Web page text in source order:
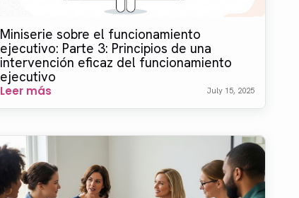
Miniserie sobre el funcionamiento
ejecutivo: Parte 3: Principios de una
intervención eficaz del funcionamiento
ejecutivo
Leer más July 15, 2025